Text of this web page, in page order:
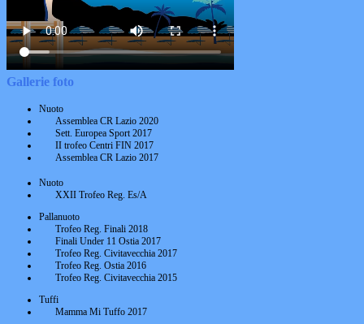
Gallerie foto
Nuoto
Assemblea CR Lazio 2020
Sett. Europea Sport 2017
II trofeo Centri FIN 2017
Assemblea CR Lazio 2017
Nuoto
XXII Trofeo Reg. Es/A
Pallanuoto
Trofeo Reg. Finali 2018
Finali Under 11 Ostia 2017
Trofeo Reg. Civitavecchia 2017
Trofeo Reg. Ostia 2016
Trofeo Reg. Civitavecchia 2015
Tuffi
Mamma Mi Tuffo 2017